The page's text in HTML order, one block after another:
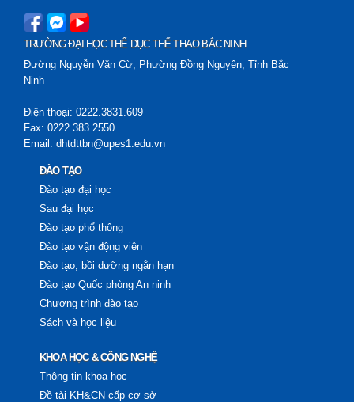
4 THG 8, 2026
Trường Đại học TDTT Bắc Ninh đón tiếp và làm việc với
Đoàn đại biểu Sân vận động Quốc gia Km16, Cộng hòa Dân
chủ Nhân dân Lào
4 THG 8, 2026
TRƯỜNG ĐẠI HỌC THỂ DỤC THỂ THAO BẮC NINH
Đường Nguyễn Văn Cừ, Phường Đồng Nguyên, Tỉnh Bắc
Ninh
Điện thoại: 0222.3831.609
Fax: 0222.383.2550
Email: dhtdttbn@upes1.edu.vn
ĐÀO TẠO
Đào tạo đại học
Sau đại học
Đào tạo phổ thông
Đào tạo vận động viên
Đào tạo, bồi dưỡng ngắn hạn
Đào tạo Quốc phòng An ninh
Chương trình đào tạo
Sách và học liệu
KHOA HỌC & CÔNG NGHỆ
Thông tin khoa học
Đề tài KH&CN cấp cơ sở